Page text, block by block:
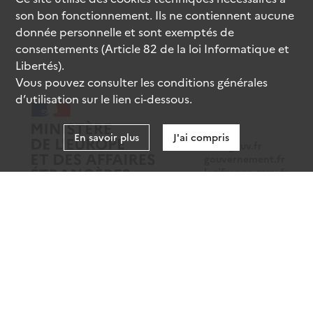
data.gouv.fr
legifrance.gouv.fr
son bon fonctionnement. Ils ne contiennent aucune
donnée personnelle et sont exemptés de
consentements (Article 82 de la loi Informatique et
Libertés).
Vous pouvez consulter les conditions générales
d’utilisation sur le lien ci-dessous.
En savoir plus J'ai compris